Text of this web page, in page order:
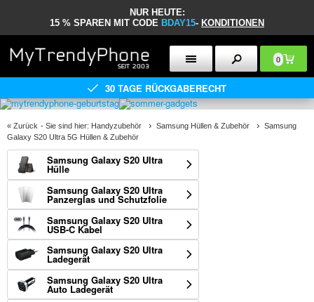
NUR HEUTE:
15 % SPAREN MIT CODE BDAY15- KONDITIONEN
0
30 TAGE RÜCKGABERECHT
« Zurück - Sie sind hier: Handyzubehör Samsung Hüllen & Zubehör
Samsung
Galaxy S20 Ultra 5G Hüllen & Zubehör
Samsung Galaxy S20 Ultra
Hülle
Samsung Galaxy S20 Ultra
Panzerglas und Schutzfolie
Samsung Galaxy S20 Ultra
USB-C Kabel
Samsung Galaxy S20 Ultra
Ladegerät
Samsung Galaxy S20 Ultra
Auto Ladegerät